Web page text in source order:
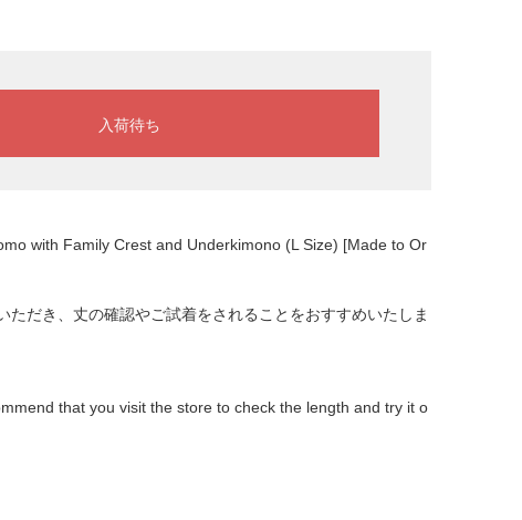
with Family Crest and Underkimono (L Size) [Made to Or
だき、丈の確認やご試着をされることをおすすめいたしま
that you visit the store to check the length and try it o